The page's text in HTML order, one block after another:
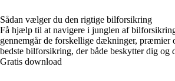
Sådan vælger du den rigtige bilforsikring
Få hjælp til at navigere i junglen af
gennemgår de forskellige dækninger, præmier
bedste bilforsikring, der både beskytter dig og
Gratis download